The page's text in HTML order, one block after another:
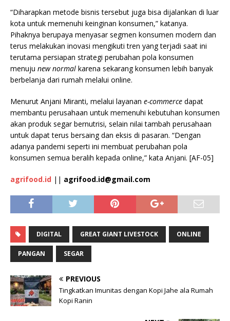
“Diharapkan metode bisnis tersebut juga bisa dijalankan di luar
kota untuk memenuhi keinginan konsumen,” katanya.
Pihaknya berupaya menyasar segmen konsumen modern dan
terus melakukan inovasi mengikuti tren yang terjadi saat ini
terutama persiapan strategi perubahan pola konsumen
menuju new normal karena sekarang konsumen lebih banyak
berbelanja dari rumah melalui online.
Menurut Anjani Miranti, melalui layanan e-commerce dapat
membantu perusahaan untuk memenuhi kebutuhan konsumen
akan produk segar bernutrisi, selain nilai tambah perusahaan
untuk dapat terus bersaing dan eksis di pasaran. “Dengan
adanya pandemi seperti ini membuat perubahan pola
konsumen semua beralih kepada online,” kata Anjani. [AF-05]
agrifood.id || agrifood.id@gmail.com
DIGITAL GREAT GIANT LIVESTOCK ONLINE
PANGAN SEGAR
PREVIOUS
Tingkatkan Imunitas dengan Kopi Jahe ala Rumah
Kopi Ranin